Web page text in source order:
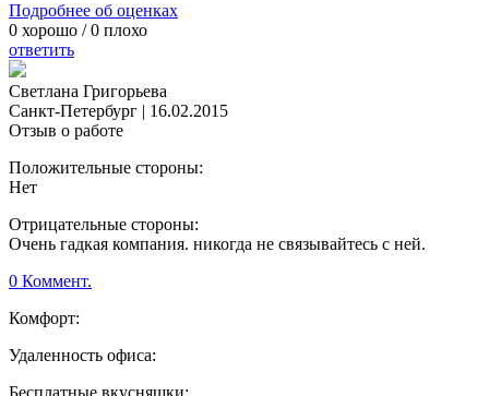
Подробнее об оценках
0 хорошо /0 плохо
ответить
Светлана Григорьева
Санкт-Петербург | 16.02.2015
Отзыв о работе
Положительные стороны:
Нет
Отрицательные стороны:
Очень гадкая компания. никогда не связывайтесь с ней.
0 Коммент.
Комфорт:
Удаленность офиса: